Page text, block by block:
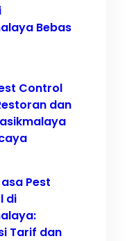
Bebas
Control
dan
Pest
di
Tarif dan